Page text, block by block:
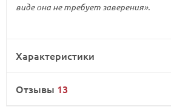
виде она не требует заверения».
Характеристики
Отзывы 13